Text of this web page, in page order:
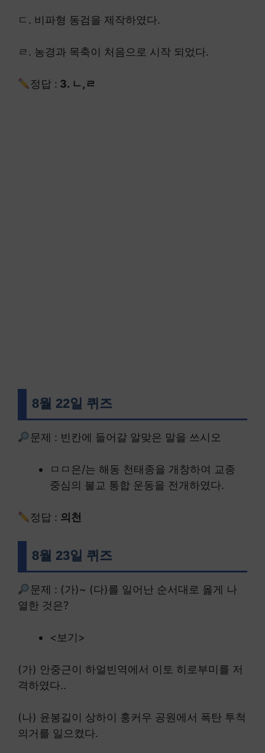
ㄷ. 비파형 동검을 제작하였다.
ㄹ. 농경과 목축이 처음으로 시작 되었다.
정답 : 3. ㄴ,ㄹ
8월 22일 퀴즈
문제 : 빈칸에 들어갈 알맞은 말을 쓰시오
ㅁㅁ은/는 해동 천태종을 개창하여 교종
중심의 불교 통합 운동을 전개하였다.
정답 : 의천
8월 23일 퀴즈
문제 : (가)~ (다)를 일어난 순서대로 옳게 나
열한 것은?
<보기>
(가) 안중근이 하얼빈역에서 이토 히로부미를 저
격하였다..
(나) 윤봉길이 상하이 훙커우 공원에서 폭탄 투척
의거를 일으켰다.